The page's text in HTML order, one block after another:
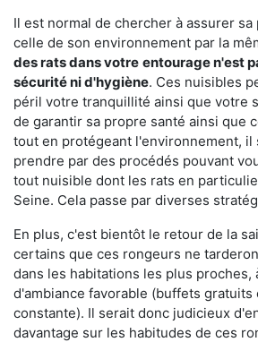
Il est normal de chercher à assurer
celle de son environnement par la
des rats dans votre entourage n'est
sécurité ni d'hygiène. Ces nuisibles
péril votre tranquillité ainsi que votre
de garantir sa propre santé ainsi que
tout en protégeant l'environnement, il
prendre par des procédés pouvant
tout nuisible dont les rats en
Seine. Cela passe par diverses
En plus, c'est bientôt le retour de la
certains que ces rongeurs ne
dans les habitations les plus proches,
d'ambiance favorable (buffets
constante). Il serait donc judicieux
davantage sur les habitudes de ces